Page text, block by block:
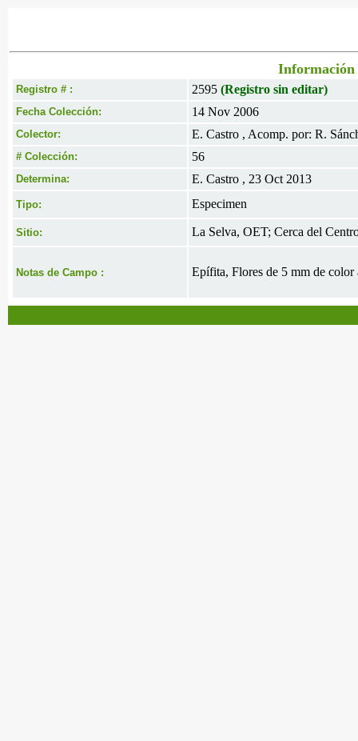
Información
Registro # : 2595 (Registro sin editar)
Fecha Colección: 14 Nov 2006
Colector: E. Castro , Acomp. por: R.
# Colección: 56
Determina: E. Castro , 23 Oct 2013
Tipo: Especimen
Sitio: La Selva, OET; Cerca del
Notas de Campo : Epífita, Flores de 5 mm de color